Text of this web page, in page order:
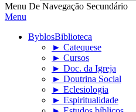
Menu De Navegação Secundário
Menu
ByblosBiblioteca
► Catequese
► Cursos
► Doc. da Igreja
► Doutrina Social
► Eclesiologia
► Espiritualidade